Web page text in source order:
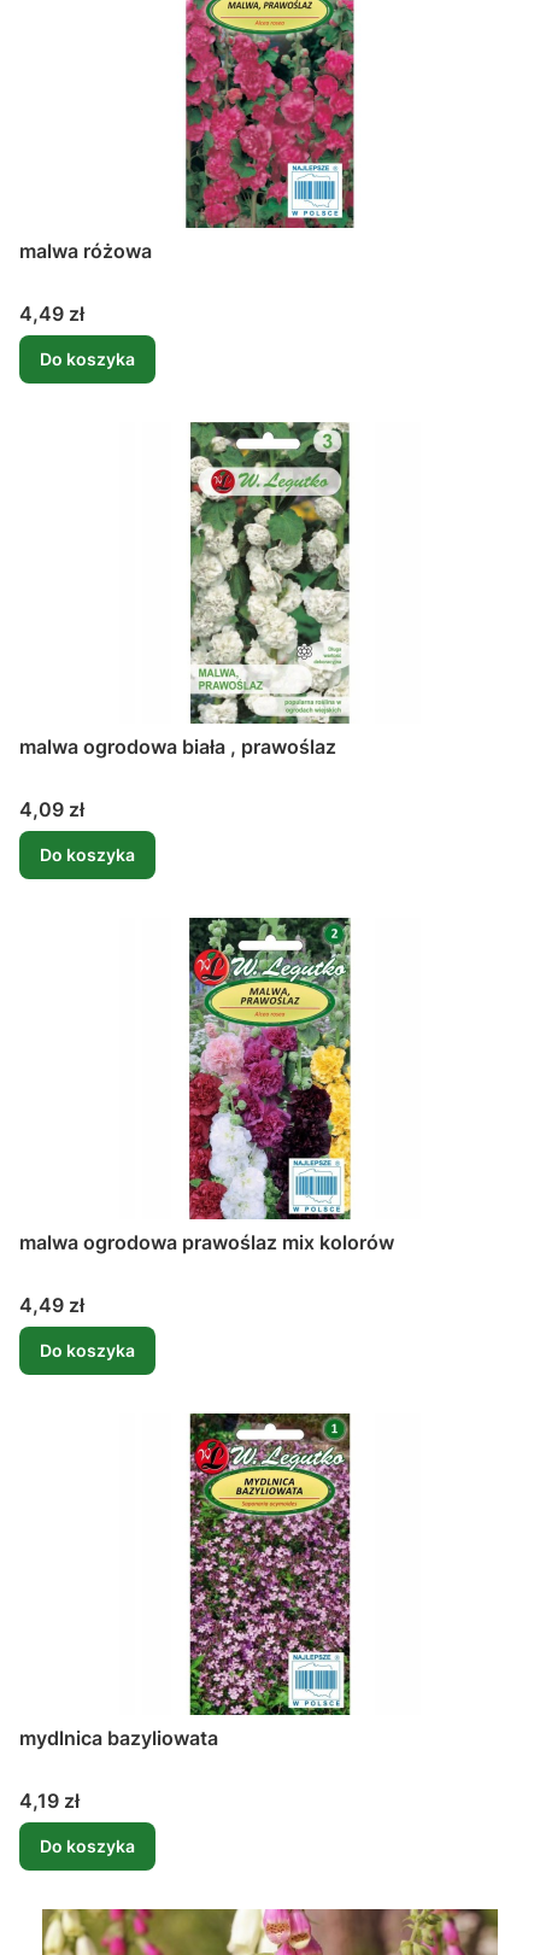
malwa różowa
Cena
4,49 zł
Do koszyka
malwa ogrodowa biała , prawoślaz
Cena
4,09 zł
Do koszyka
malwa ogrodowa prawoślaz mix kolorów
Cena
4,49 zł
Do koszyka
mydlnica bazyliowata
Cena
4,19 zł
Do koszyka